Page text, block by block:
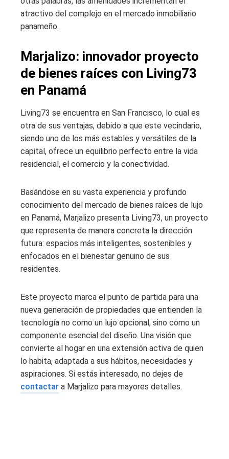
atractivo del complejo en el mercado inmobiliario
panameño.
Marjalizo: innovador proyecto
de bienes raíces con Living73
en Panamá
Living73 se encuentra en San Francisco, lo cual es
otra de sus ventajas, debido a que este vecindario,
siendo uno de los más estables y versátiles de la
capital, ofrece un equilibrio perfecto entre la vida
residencial, el comercio y la conectividad.
Basándose en su vasta experiencia y profundo
conocimiento del mercado de bienes raíces de lujo
en Panamá, Marjalizo presenta Living73, un proyecto
que representa de manera concreta la dirección
futura: espacios más inteligentes, sostenibles y
enfocados en el bienestar genuino de sus
residentes.
Este proyecto marca el punto de partida para una
nueva generación de propiedades que entienden la
tecnología no como un lujo opcional, sino como un
componente esencial del diseño. Una visión que
convierte al hogar en una extensión activa de quien
lo habita, adaptada a sus hábitos, necesidades y
aspiraciones. Si estás interesado, no dejes de
contactar a Marjalizo para mayores detalles.